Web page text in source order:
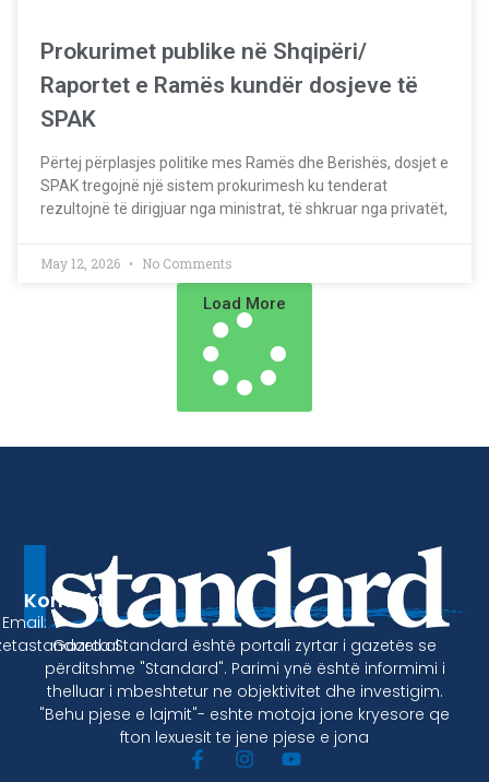
Prokurimet publike në Shqipëri/
Raportet e Ramës kundër dosjeve të
SPAK
Përtej përplasjes politike mes Ramës dhe Berishës, dosjet e
SPAK tregojnë një sistem prokurimesh ku tenderat
rezultojnë të dirigjuar nga ministrat, të shkruar nga privatët,
May 12, 2026 No Comments
Load More
Gazeta Standard është portali zyrtar i gazetës se
përditshme "Standard". Parimi ynë është informimi i
thelluar i mbeshtetur ne objektivitet dhe investigim.
"Behu pjese e lajmit"- eshte motoja jone kryesore qe
fton lexuesit te jene pjese e jona
Kontakt
Email: